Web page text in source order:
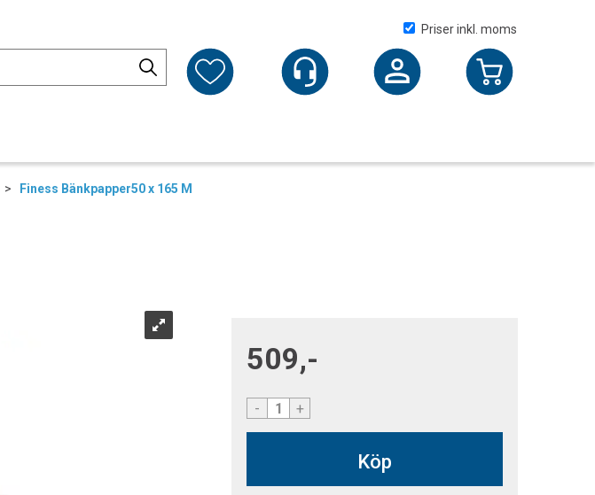
Priser inkl. moms
> Finess Bänkpapper50 x 165 M
509,-
- +
Köp